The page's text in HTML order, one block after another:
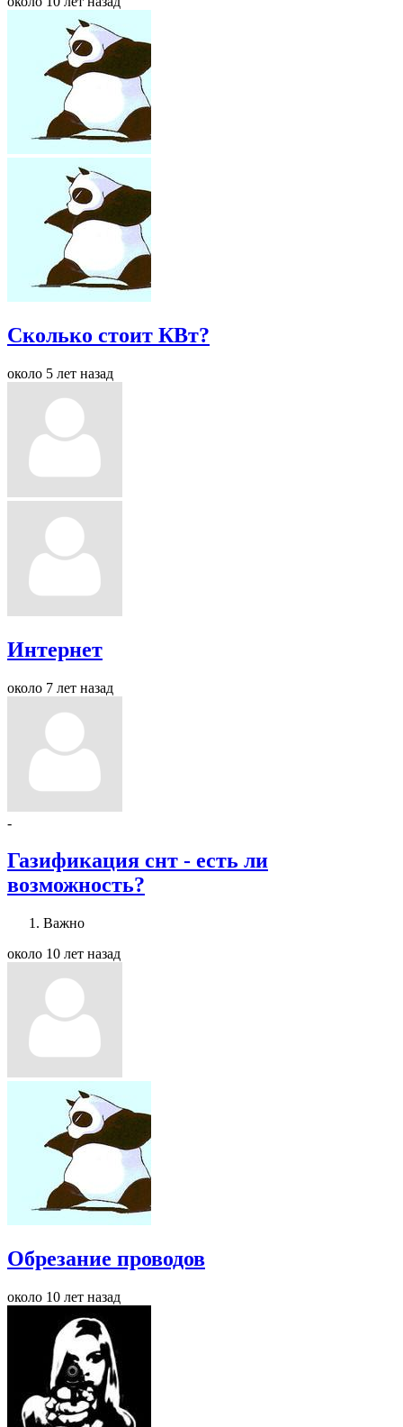
Сколько стоит КВт?
около 5 лет назад
Интернет
около 7 лет назад
-
Газификация снт - есть ли
возможность?
Важно
около 10 лет назад
Обрезание проводов
около 10 лет назад